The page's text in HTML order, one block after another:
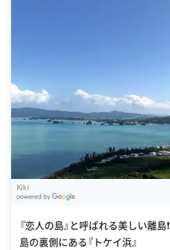
Kiki
『恋人の島』と呼ばれる美しい離島❗️
島の裏側にある『トケイ浜』